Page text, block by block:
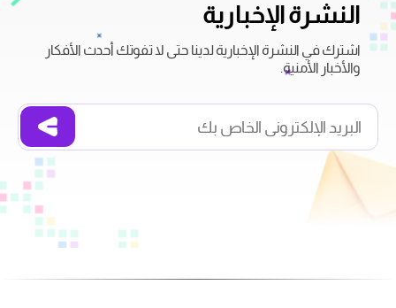
النشرة الإخبارية
اشترك في النشرة الإخبارية لدينا حتى لا تفوتك أحدث الأفكار
والأخبار الأمنية.